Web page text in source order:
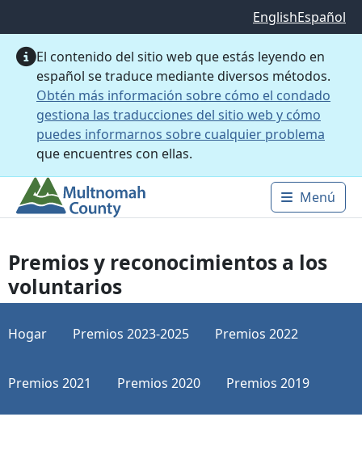
EnglishEspañol
El contenido del sitio web que estás leyendo en
español se traduce mediante diversos métodos.
Obtén más información sobre cómo el condado
gestiona las traducciones del sitio web y cómo
puedes informarnos sobre cualquier problema
que encuentres con ellas.
Main
Menú
Premios y reconocimientos a los
voluntarios
Hogar Premios 2023-2025 Premios 2022
Premios 2021 Premios 2020 Premios 2019